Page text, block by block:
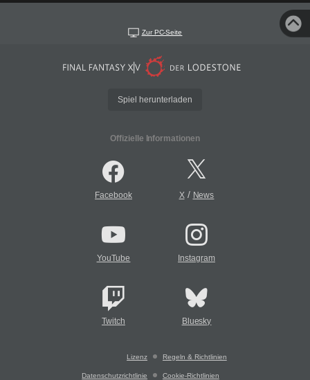
Zur PC-Seite
Spiel herunterladen
Offizielle Informationen
Facebook X/ News
YouTube Instagram
Twitch Bluesky
Lizenz Regeln & Richtlinien
Datenschutzrichtlinie Cookie-Richtlinien